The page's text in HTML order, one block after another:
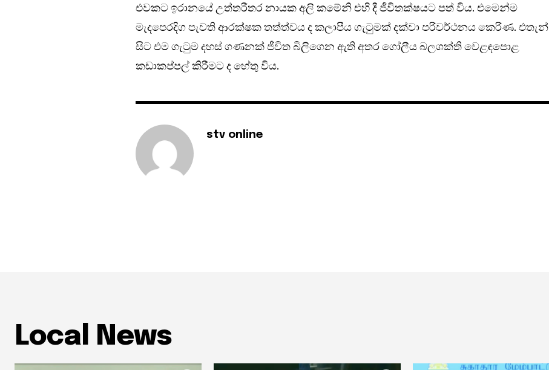
එවකට ඉරානයේ උත්තරීතර නායක අලි කමේනි එහි දී ජීවිතක්ෂයට පත් විය. එමෙන්ම
මැදපෙරදිග පැවති ආරක්ෂක තත්ත්වය ද කලාපීය ගැටුමක් දක්වා පරිවර්ථනය කෙරිණ. එතැන්
සිට එම ගැටුම දහස් ගණනක් ජීවිත බිලිගෙන ඇති අතර ගෝලීය බලශක්ති වෙළඳපොළ
කඩාකප්පල් කිරීමට ද හේතු විය.
stv online
Local News